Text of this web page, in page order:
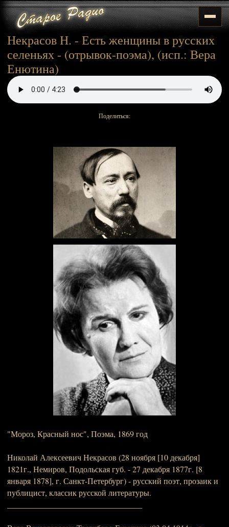
Некрасов Н. - Есть женщины в русских
селеньях - (отрывок-поэма), (исп.: Вера
Енютина)
Поделиться:
"Мороз, Красный нос", Поэма, 1869 год
Николай Алексеевич Некрасов (28 ноября [10 декабря]
1821г., Немиров, Подольская губ. - 27 декабря 1877г. [8
января 1878], г. Санкт-Петербург) - русский поэт, прозаик и
публицист, классик русской литературы.